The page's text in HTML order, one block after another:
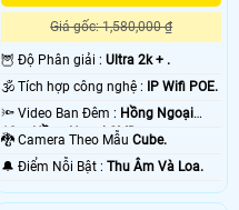
Giá gốc: 1,580,000 ₫
🦉 Độ Phân giải :Ultra 2k + .
🕉️ Tích hợp công nghệ :
IP Wifi POE.
🔦 Video Ban Đêm : Hồng Ngoại
10m Hồng Ngoại SMD.
🐉️ Camera Theo MẫuCube.
️🔔 Điểm Nỗi Bật :Thu Âm Và Loa.